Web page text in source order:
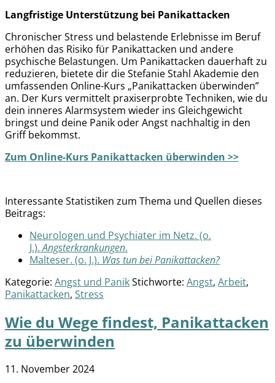
Langfristige Unterstützung bei Panikattacken
Chronischer Stress und belastende Erlebnisse im Beruf
erhöhen das Risiko für Panikattacken und andere
psychische Belastungen. Um Panikattacken dauerhaft zu
reduzieren, bietete dir die Stefanie Stahl Akademie den
umfassenden Online-Kurs „Panikattacken überwinden”
an. Der Kurs vermittelt praxiserprobte Techniken, wie du
dein inneres Alarmsystem wieder ins Gleichgewicht
bringst und deine Panik oder Angst nachhaltig in den
Griff bekommst.
Zum Online-Kurs Panikattacken überwinden >>
Interessante Statistiken zum Thema und Quellen dieses
Beitrags:
Neurologen und Psychiater im Netz. (o.
J.).Angsterkrankungen.
Malteser. (o. J.). Was tun bei Panikattacken?
Kategorie: Angst und PanikStichworte: Angst, Arbeit,
Panikattacken, Stress
Wie du Wege findest, Panikattacken
zu überwinden
11. November 2024